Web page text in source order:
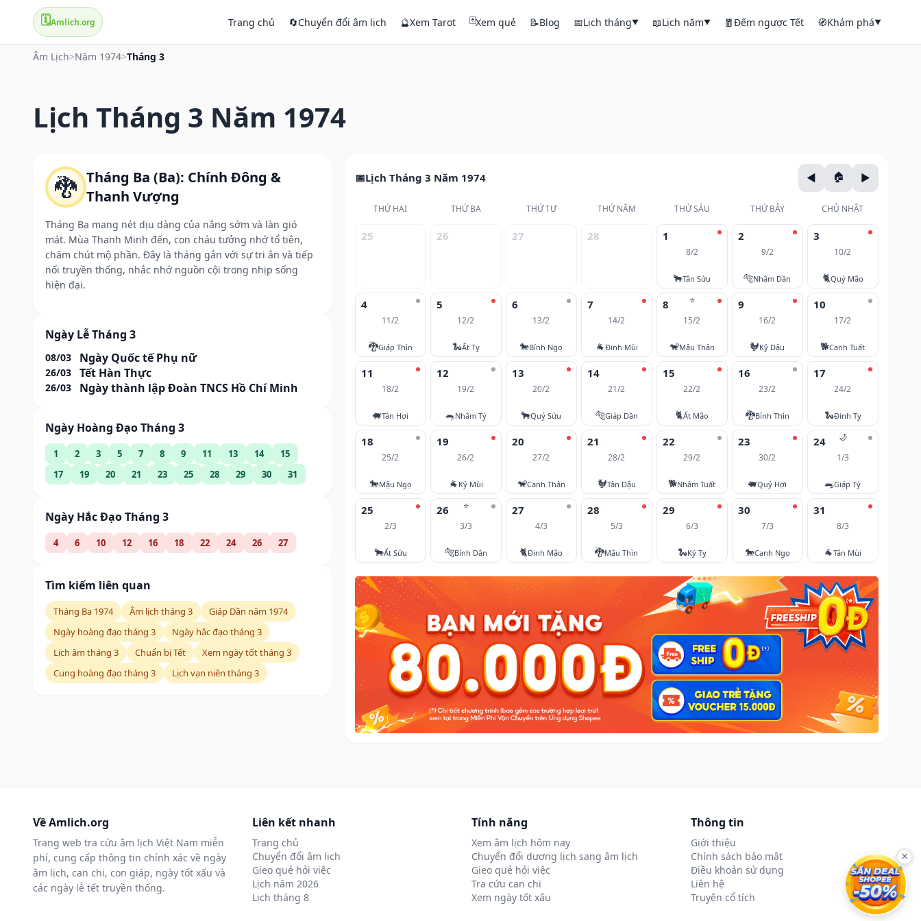
🗓️Amlich.org Trang chủ 🔄Chuyển đổi âm lịch 🔮Xem Tarot 🃏Xem quẻ 📝Blog 📅Lịch tháng▼ 📖Lịch năm▼ 🧧Đếm ngược Tết 🧭Khám phá▼
Âm Lịch>Năm 1974>Tháng 3
Lịch Tháng 3 Năm 1974
🐉 Tháng Ba (Ba): Chính Đông &
Thanh Vượng
Tháng Ba mang nét dịu dàng của nắng sớm và làn gió
mát. Mùa Thanh Minh đến, con cháu tưởng nhớ tổ tiên,
chăm chút mộ phần. Đây là tháng gắn với sự tri ân và tiếp
nối truyền thống, nhắc nhớ nguồn cội trong nhịp sống
hiện đại.
Ngày Lễ Tháng 3
08/03 Ngày Quốc tế Phụ nữ
26/03 Tết Hàn Thực
26/03 Ngày thành lập Đoàn TNCS Hồ Chí Minh
Ngày Hoàng Đạo Tháng 3
1 2 3 5 7 8 9 11 13 14
15
17
19 20 21 23 25 28 29 30 31
Ngày Hắc Đạo Tháng 3
4 6 10 12 16 18 22 24 26 27
Tìm kiếm liên quan
Tháng Ba 1974 Âm lịch tháng 3
Giáp Dần năm 1974
Ngày hoàng đạo tháng 3
Ngày hắc đạo tháng 3
Lịch âm tháng 3
Chuẩn bị Tết
Xem ngày tốt tháng 3
Cung hoàng đạo tháng 3
Lịch vạn niên tháng 3
Lịch Tháng 3 Năm 1974
THỨ HAI THỨ BA THỨ TƯ THỨ NĂM THỨ SÁU THỨ BẢY CHỦ NHẬT
25 26 27 28 1
8/2
🐂Tân Sửu
2
9/2
🐅Nhâm Dần
3
10/2
🐈Quý Mão
4
11/2
🐉Giáp Thìn
5
12/2
🐍Ất Tỵ
6
13/2
🐎Bính Ngọ
7
14/2
🐐Đinh Mùi
⭐
8
15/2
🐒Mậu Thân
9
16/2
🐓Kỷ Dậu
10
17/2
🐕Canh Tuất
11
18/2
🐖Tân Hợi
12
19/2
🐀Nhâm Tý
13
20/2
🐂Quý Sửu
14
21/2
🐅Giáp Dần
15
22/2
🐈Ất Mão
16
23/2
🐉Bính Thìn
17
24/2
🐍Đinh Tỵ
18
25/2
🐎Mậu Ngọ
19
26/2
🐐 Kỷ Mùi
20
27/2
🐒Canh Thân
21
28/2
🐓Tân Dậu
22
29/2
🐕Nhâm Tuất
23
30/2
🐖Quý Hợi
🌙
24
1/3
🐀Giáp Tý
25
2/3
🐂Ất Sửu
⭐
26
3/3
🐅Bính Dần
27
4/3
🐈Đinh Mão
28
5/3
🐉Mậu Thìn
29
6/3
🐍Kỷ Tỵ
30
7/3
🐎Canh Ngọ
31
8/3
🐐Tân Mùi
Về Amlich.org
Trang web tra cứu âm lịch Việt Nam miễn
phí, cung cấp thông tin chính xác về ngày
âm lịch, can chi, con giáp, ngày tốt xấu và
các ngày lễ tết truyền thống.
Liên kết nhanh
Trang chủ
Chuyển đổi âm lịch
Gieo quẻ hỏi việc
Lịch năm 2026
Lịch tháng 8
Tính năng
Xem âm lịch hôm nay
Chuyển đổi dương lịch sang âm lịch
Gieo quẻ hỏi việc
Tra cứu can chi
Xem ngày tốt xấu
Thông tin
Giới thiệu
Chính sách bảo mật
Điều khoản sử dụng
Liên hệ
Truyện cổ tích
×